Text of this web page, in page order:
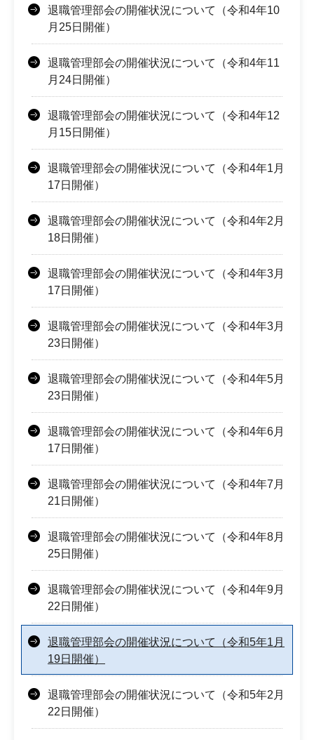
退職管理部会の開催状況について（令和4年10
月25日開催）
退職管理部会の開催状況について（令和4年11
月24日開催）
退職管理部会の開催状況について（令和4年12
月15日開催）
退職管理部会の開催状況について（令和4年1月
17日開催）
退職管理部会の開催状況について（令和4年2月
18日開催）
退職管理部会の開催状況について（令和4年3月
17日開催）
退職管理部会の開催状況について（令和4年3月
23日開催）
退職管理部会の開催状況について（令和4年5月
23日開催）
退職管理部会の開催状況について（令和4年6月
17日開催）
退職管理部会の開催状況について（令和4年7月
21日開催）
退職管理部会の開催状況について（令和4年8月
25日開催）
退職管理部会の開催状況について（令和4年9月
22日開催）
退職管理部会の開催状況について（令和5年1月
19日開催）
退職管理部会の開催状況について（令和5年2月
22日開催）